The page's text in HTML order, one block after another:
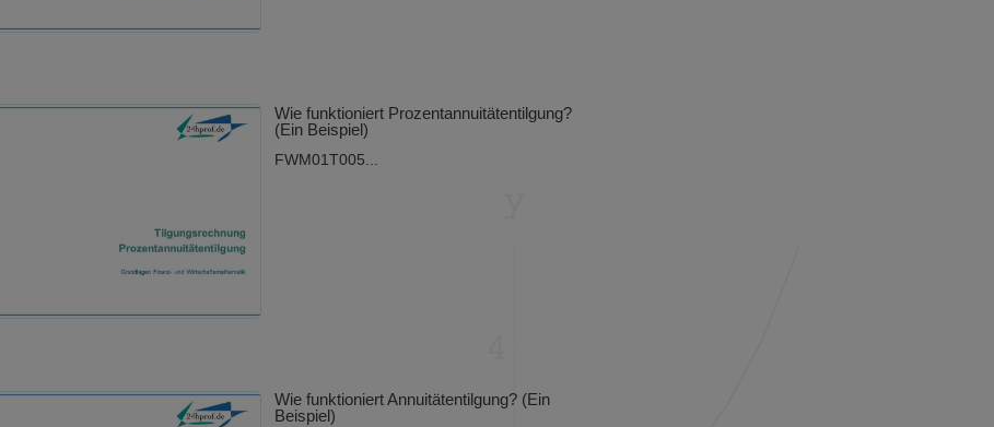
Wie funktioniert Prozentannuitätentilgung?
(Ein Beispiel)
FWM01T005...
Wie funktioniert Annuitätentilgung? (Ein
Beispiel)